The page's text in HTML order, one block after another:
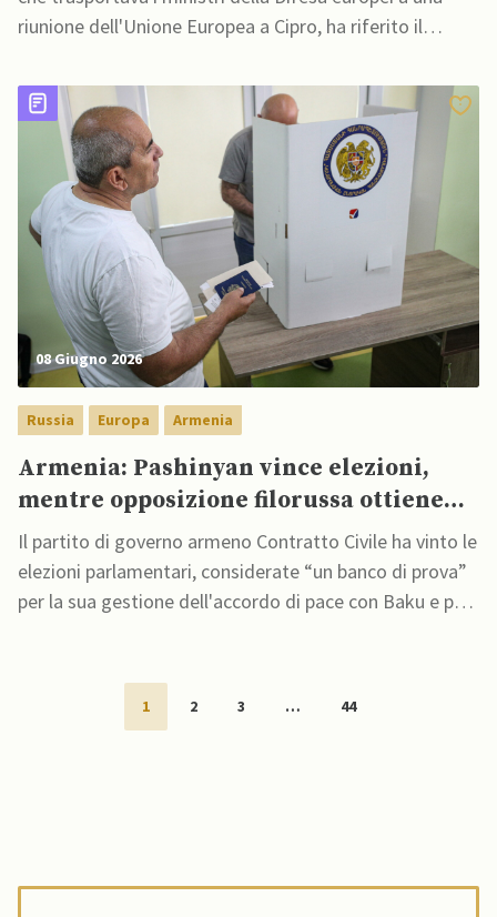
riunione dell'Unione Europea a Cipro, ha riferito il
08 Giugno 2026
Russia Europa Armenia
Armenia: Pashinyan vince elezioni,
mentre opposizione filorussa ottiene
forte consenso
Il partito di governo armeno Contratto Civile ha vinto le
elezioni parlamentari, considerate “un banco di prova”
per la sua gestione dell'accordo di pace con Baku e per
1 2 3 … 44